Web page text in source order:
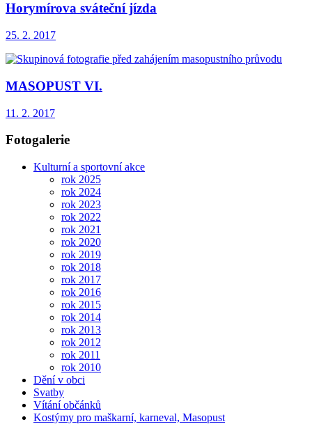
Horymírova sváteční jízda
25. 2. 2017
MASOPUST VI.
11. 2. 2017
Fotogalerie
Kulturní a sportovní akce
rok 2025
rok 2024
rok 2023
rok 2022
rok 2021
rok 2020
rok 2019
rok 2018
rok 2017
rok 2016
rok 2015
rok 2014
rok 2013
rok 2012
rok 2011
rok 2010
Dění v obci
Svatby
Vítání občánků
Kostýmy pro maškarní, karneval, Masopust